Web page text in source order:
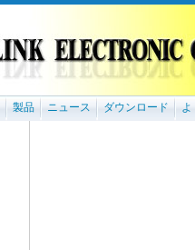
製品 ニュース ダウンロード